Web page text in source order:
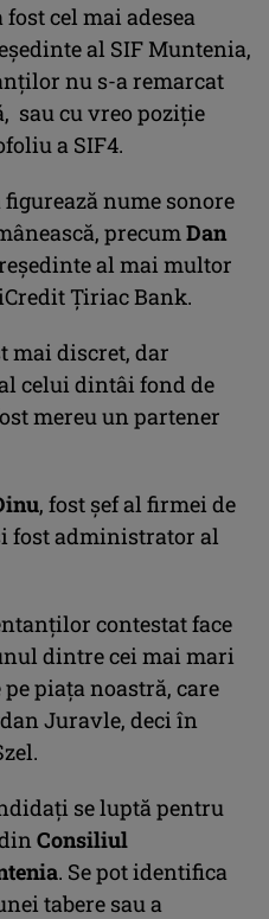
fost cel mai adesea
al SIF Muntenia,
nu s-a remarcat
sau cu vreo poziţie
a SIF4.
nume sonore
precumDan
al mai multor
Ţiriac Bank.
mai discret, dar
celui dintâi fond de
mereu un partener
, fost şef al firmei de
fost administrator al
contestat face
dintre cei mai mari
piaţa noastră, care
Juravle, deci în
se luptă pentru
Consiliul
. Se pot identifica
tabere sau a